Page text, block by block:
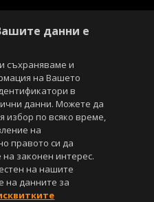
данни е
съхраняваме и
на Вашето
в
данни. Можете да
избор по всяко време,
на
правото си да
законен интерес.
на нашите
на данните за